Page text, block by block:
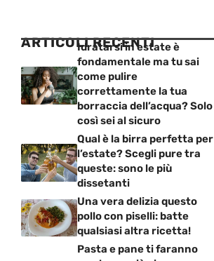
ARTICOLI RECENTI
Idratarsi in estate è
fondamentale ma tu sai
come pulire
correttamente la tua
borraccia dell’acqua? Solo
così sei al sicuro
Qual è la birra perfetta per
l’estate? Scegli pure tra
queste: sono le più
dissetanti
Una vera delizia questo
pollo con piselli: batte
qualsiasi altra ricetta!
Pasta e pane ti faranno